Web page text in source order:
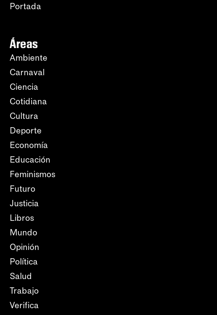
Portada
Áreas
Ambiente
Carnaval
Ciencia
Cotidiana
Cultura
Deporte
Economía
Educación
Feminismos
Futuro
Justicia
Libros
Mundo
Opinión
Política
Salud
Trabajo
Verifica